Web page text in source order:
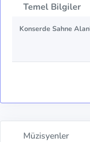
Temel Bilgiler
Konserde Sahne
Müzisyenler